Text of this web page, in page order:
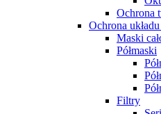
Ochrona
Ochrona
Maski
Półmaski
Filtry